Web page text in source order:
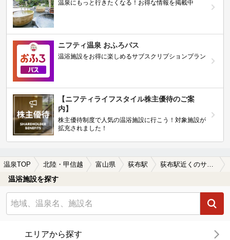
温泉にもっと行きたくなる！お得な情報を掲載中
ニフティ温泉 おふろパス
温浴施設をお得に楽しめるサブスクリプションプラン
【ニフティライフスタイル株主優待のご案
内】
株主優待制度で人気の温浴施設に行こう！対象施設が
拡充されました！
温泉TOP 北陸・甲信越 富山県 荻布駅
温浴施設を探す
エリアから探す